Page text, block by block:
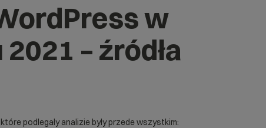
w
– źródła
podlegały analizie były przede wszystkim: